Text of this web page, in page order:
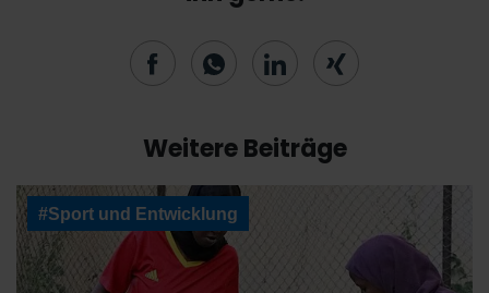
Weitere Beiträge
#Sport und Entwicklung